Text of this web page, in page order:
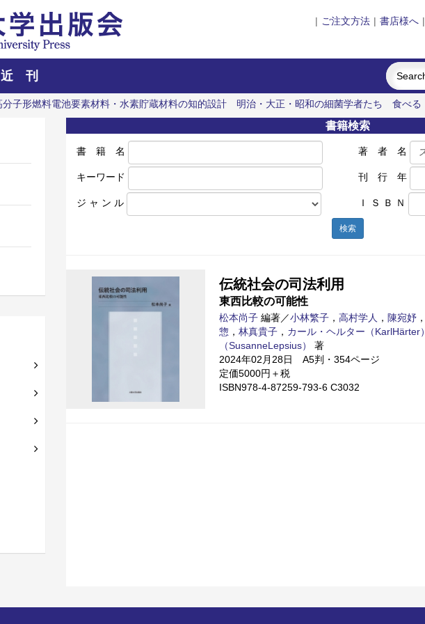
| ご注文方法 | 書店様へ |
近 刊
分子形燃料電池要素材料・水素貯蔵材料の知的設計 明治・大正・昭和の細菌学者たち 食べる
書籍検索
書 籍 名 著 者 名
キーワード 刊 行 年
ジ ャ ン ル Ｉ Ｓ Ｂ Ｎ
検索
伝統社会の司法利用
東西比較の可能性
松本尚子 編著／小林繁子 ， 高村学人 ， 陳宛妤 ，
惣 ， 林真貴子 ， カール・ヘルター（KarlHärter）
（SusanneLepsius）
著
2024年02月28日 A5判・354ページ
定価5000円＋税
ISBN978-4-87259-793-6 C3032